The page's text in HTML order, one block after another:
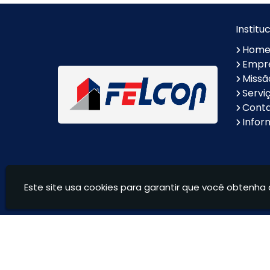
Borda de Piscina em
Mármore
Nichos Sob Medida
Soleira em Marmore
Pia de Granito
Nicho de Granito Escadas de Granito
Ilha em Granito
Balcões de Granito
Home
Andaimes Felcon - Locação de equipamentos para
Este site usa cookies para garantir que você obtenha